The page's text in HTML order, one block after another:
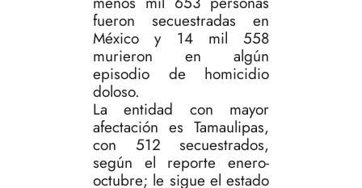
fueron secuestradas en
México y 14 mil 558
murieron en algún
episodio de homicidio
doloso.
La entidad con mayor
afectación es Tamaulipas,
con 512 secuestrados,
según el reporte enero-
octubre; le sigue el estado